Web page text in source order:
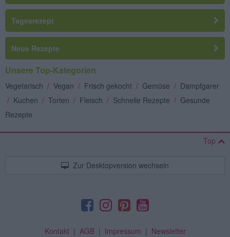
Tagesrezept
Neue Rezepte
Unsere Top-Kategorien
Vegetarisch / Vegan / Frisch gekocht / Gemüse / Dampfgarer
/ Kuchen / Torten / Fleisch / Schnelle Rezepte / Gesunde
Rezepte
Top
Zur Desktopversion wechseln
Kontakt| AGB| Impressum | Newsletter